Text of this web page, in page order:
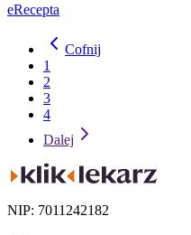
eRecepta
Cofnij
1
2
3
4
Dalej
NIP: 7011242182